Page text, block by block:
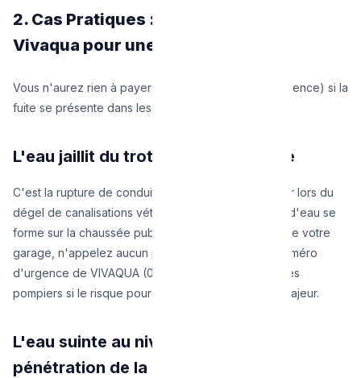
2. Cas Pratiques : Quand appeler
Vivaqua pour une fuite ?
Vous n'aurez rien à payer (sauf exception de négligence) si la
fuite se présente dans les cas suivants :
L'eau jaillit du trottoir ou de la voirie
C'est la rupture de conduite. Très fréquents en hiver lors du
dégel de canalisations vétustes en fonte. Si un trou d'eau se
forme sur la chaussée publique et inonde la pente de votre
garage, n'appelez aucun plombier. Composez le numéro
d'urgence de VIVAQUA (02 739 52 11) ou appelez les
pompiers si le risque pour la sécurité publique est majeur.
L'eau suinte au niveau du mur de
pénétration de la cave